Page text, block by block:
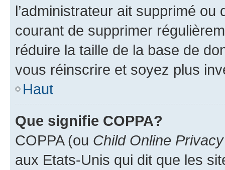
l’administrateur ait supprimé
courant de supprimer
réduire la taille de la base de
vous réinscrire et soyez plus
Haut
Que signifie COPPA?
COPPA (ou Child Online
aux Etats-Unis qui dit que les